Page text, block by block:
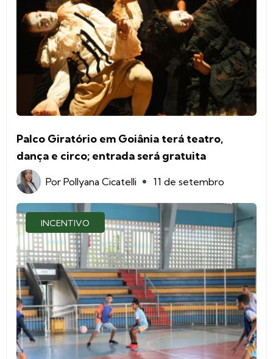
Palco Giratório em Goiânia terá teatro,
dança e circo; entrada será gratuita
Por Pollyana Cicatelli 11 de setembro
INCENTIVO